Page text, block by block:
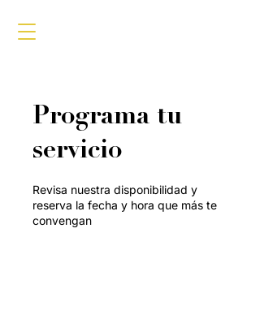
Programa tu
servicio
Revisa nuestra disponibilidad y
reserva la fecha y hora que más te
convengan